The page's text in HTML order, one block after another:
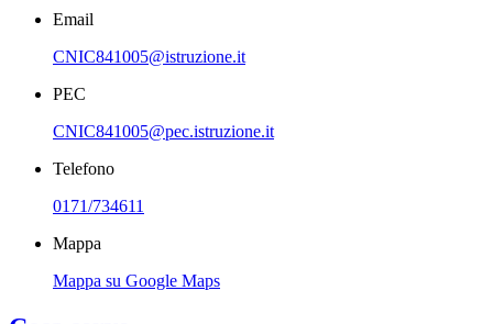
Email
CNIC841005@istruzione.it
PEC
CNIC841005@pec.istruzione.it
Telefono
0171/734611
Mappa
Mappa su Google Maps